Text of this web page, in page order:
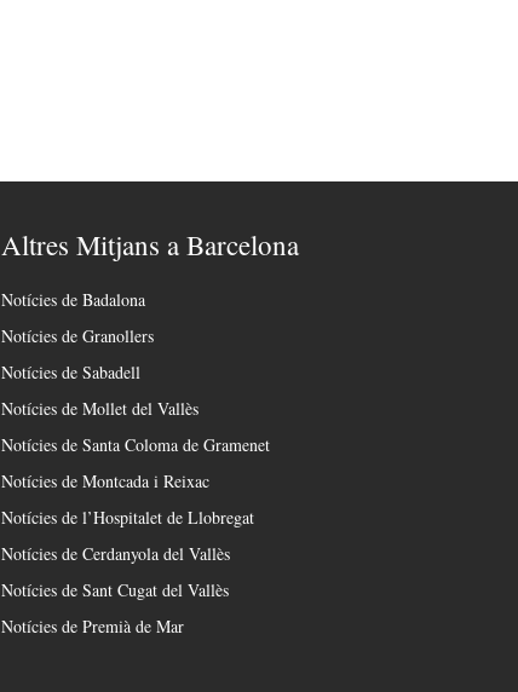
Altres Mitjans a Barcelona
Notícies de Badalona
Notícies de Granollers
Notícies de Sabadell
Notícies de Mollet del Vallès
Notícies de Santa Coloma de Gramenet
Notícies de Montcada i Reixac
Notícies de l’Hospitalet de Llobregat
Notícies de Cerdanyola del Vallès
Notícies de Sant Cugat del Vallès
Notícies de Premià de Mar